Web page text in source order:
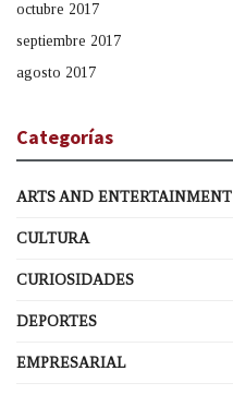
octubre 2017
septiembre 2017
agosto 2017
Categorías
ARTS AND ENTERTAINMENT
CULTURA
CURIOSIDADES
DEPORTES
EMPRESARIAL